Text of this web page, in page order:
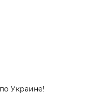
Украине!